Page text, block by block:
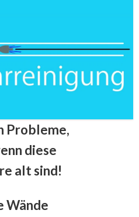
Probleme,
diese
alt sind!
Wände